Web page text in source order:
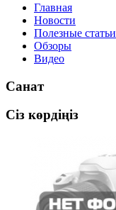
Главная
Новости
Полезные статьи
Обзоры
Видео
Санат
Сіз көрдіңіз